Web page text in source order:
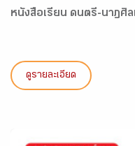
หนังสือเรียน ดนตรี-นาฏศิ
ดูรายละเอียด